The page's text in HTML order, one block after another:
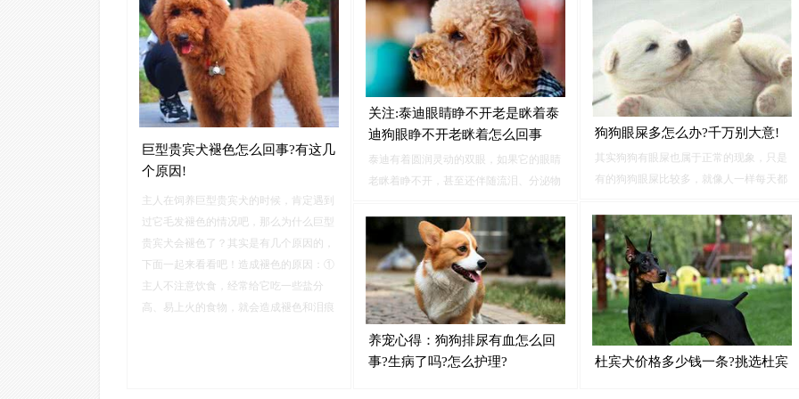
不会太多，如果狗狗的眼屎突然增多，又
或是出现了其它的颜色，那么很有可能就
是狗狗的身体出现了一些问题。
眼角形成硬团，很容易清理。1、当狗狗产
生大量褐色眼屎时...
狗摆脱泪痕的困扰。一、饮食过咸不爱喝
水又喜欢吃重口油腻食物的狗狗，上火以
后就会刺激泪液分泌，眼屎、泪痕就会随
之出现。
巨型贵宾犬褪色怎么回事?有这几
个原因!
主人在饲养巨型贵宾犬的时候，肯定遇到
过它毛发褪色的情况吧，那么为什么巨型
贵宾犬会褪色了？其实是有几个原因的，
下面一起来看看吧！造成褪色的原因：①
主人不注意饮食，经常给它吃一些盐分
高、易上火的食物，就会造成褪色和泪痕
关注:泰迪眼睛睁不开老是眯着泰
迪狗眼睁不开老眯着怎么回事
泰迪有着圆润灵动的双眼，如果它的眼睛
老眯着睁不开，甚至还伴随流泪、分泌物
给予关注，看看是什么原因引起的，要针
对性地去处理解决。一、眼部受刺激感染
狗狗的眼睛是比较敏感的...
狗狗眼屎多怎么办?千万别大意!
其实狗狗有眼屎也属于正常的现象，只是
有的狗狗眼屎比较多，就像人一样每天都
什么问题，如果眼屎量过多，或者发生颜
色变化那就要引起注意了，也有可能是疾
病引起的信号，所以家长们平常要多多细
心的观察哦。
杜宾犬价格多少钱一条?挑选杜宾
养宠心得：狗狗排尿有血怎么回
事?生病了吗?怎么护理?